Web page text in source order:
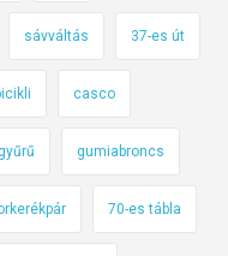
sávváltás 37-es út
casco
gumiabroncs
70-es tábla